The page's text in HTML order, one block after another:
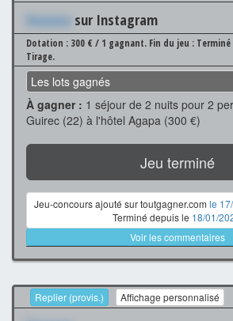
Xxxxxxx sur Instagram
Dotation : 300 € / 1 gagnant. Fin du jeu :
Tirage.
Les lots gagnés
À gagner : 1 séjour de 2 nuits pour 2
Guirec (22) à l'hôtel Agapa (300 €)
Jeu terminé
Jeu-concours ajouté sur toutgagner.com le
Terminé depuis le 18/01/
Voir les commentaires
Replier (provis.) Affichage personnalisé